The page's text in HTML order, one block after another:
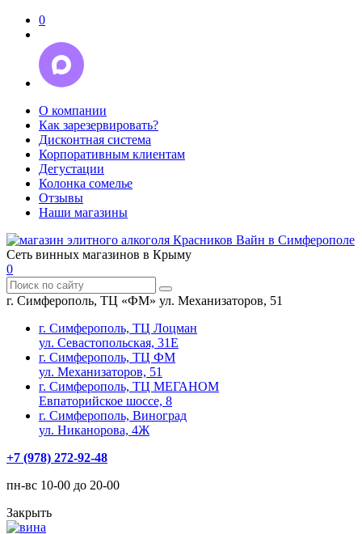
0
О компании
Как зарезервировать?
Дисконтная система
Корпоративным клиентам
Дегустации
Колонка сомелье
Отзывы
Наши магазины
Сеть винных магазинов в Крыму
0
г. Симферополь, ТЦ «ФМ» ул. Механизаторов, 51
г. Симферополь, ТЦ Лоцман
ул. Севастопольская, 31Е
г. Симферополь, ТЦ ФМ
ул. Механизаторов, 51
г. Симферополь, ТЦ МЕГАНОМ
Евпаторийское шоссе, 8
г. Симферополь, Виноград
ул. Никанорова, 4Ж
+7 (978) 272-92-48
пн-вс 10-00 до 20-00
Закрыть